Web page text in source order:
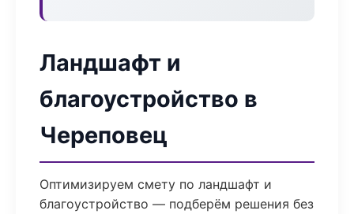
Ландшафт и
благоустройство в
Череповец
Оптимизируем смету по ландшафт и
благоустройство — подберём решения без